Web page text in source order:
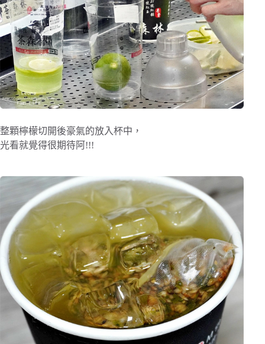
整顆檸檬切開後豪氣的放入杯中，
光看就覺得很期待阿!!!